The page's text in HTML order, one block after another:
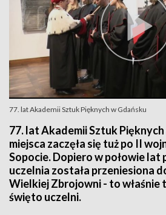
77. lat Akademii Sztuk Pięknych w Gdańsku
77. lat Akademii Sztuk
miejsca zaczęła się tuż po II
Sopocie. Dopiero w połowie lat
uczelnia została przeniesiona
Wielkiej Zbrojowni - to właśnie
święto uczelni.